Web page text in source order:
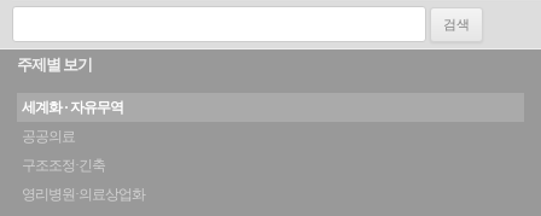
검색:
주제별 보기
세계화 · 자유무역
공공의료
구조조정·긴축
영리병원·의료상업화